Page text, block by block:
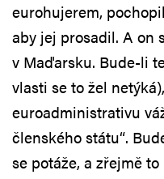
eurohujerem,
aby jej prosadil. A on
v Maďarsku. Bude-li
vlasti se to žel
euroadministrativu
členského státu“.
se potáže, a zřejmě